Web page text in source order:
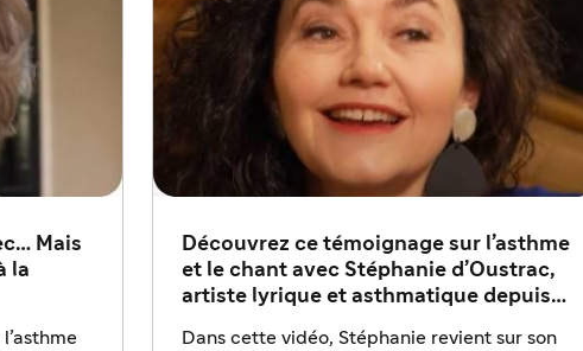
Mais
la
Découvrez ce témoignage sur l’asthme
et le chant avec Stéphanie d’Oustrac,
artiste lyrique et asthmatique depuis
Dans cette vidéo, Stéphanie revient sur son